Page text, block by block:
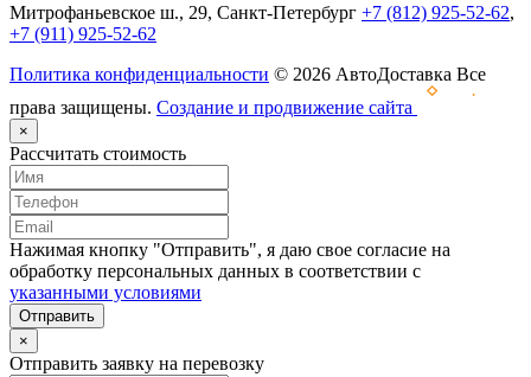
Митрофаньевское ш., 29, Санкт-Петербург +7 (812) 925-52-62,
+7 (911) 925-52-62
Политика конфиденциальности © 2026 АвтоДоставка Все
права защищены. Создание и продвижение сайта
×
Рассчитать стоимость
Нажимая кнопку "Отправить", я даю свое согласие на
обработку персональных данных в соответствии с
указанными условиями
Отправить
×
Отправить заявку на перевозку